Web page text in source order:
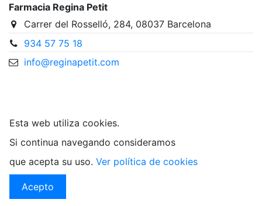
Farmacia Regina Petit
Carrer del Rosselló, 284, 08037 Barcelona
934 57 75 18
info@reginapetit.com
Esta web utiliza cookies.
Si continua navegando consideramos
que acepta su uso. Ver política de cookies
Acepto